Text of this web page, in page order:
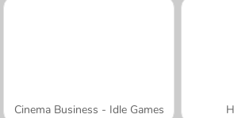
Cinema Business - Idle Games